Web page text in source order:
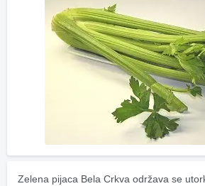
Zelena pijaca Bela Crkva održava se